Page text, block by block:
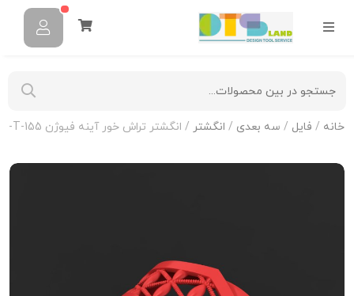
خانه / فایل / سه بعدی / انگشتر / انگشتر تراش خور آینه فیوژن R-T-155